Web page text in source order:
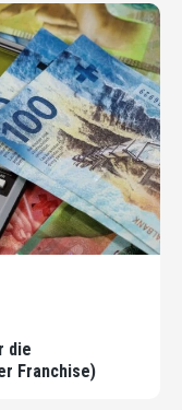
die
Franchise)